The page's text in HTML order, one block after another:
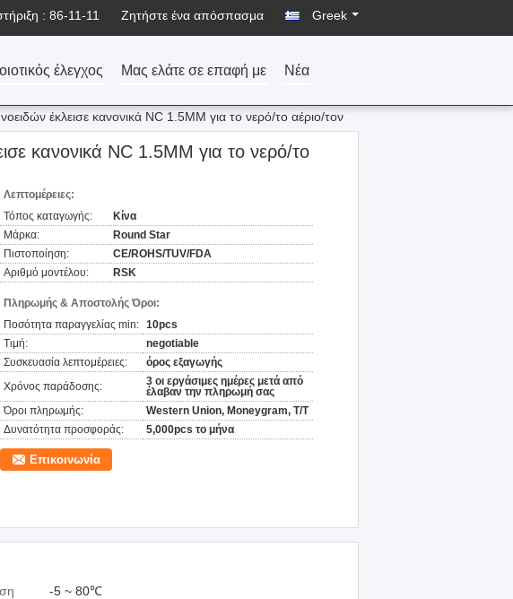
: 86-11-11 Ζητήστε ένα απόσπασμα Greek
έλεγχος Μας ελάτε σε επαφή με Νέα
έκλεισε κανονικά NC 1.5MM για το νερό/το αέριο/τον
κανονικά NC 1.5MM για το νερό/το
Λεπτομέρειες:
Τόπος καταγωγής:
Κίνα
Μάρκα:
Round Star
Πιστοποίηση:
CE/ROHS/TUV/FDA
Αριθμό μοντέλου:
RSK
Πληρωμής & Αποστολής Όροι:
Ποσότητα παραγγελίας min: 10pcs
Τιμή:
negotiable
Συσκευασία λεπτομέρειες:
όρος εξαγωγής
Χρόνος παράδοσης:
3 οι εργάσιμες ημέρες μετά από
έλαβαν την πληρωμή σας
Όροι πληρωμής:
Western Union, Moneygram, T/T
Δυνατότητα προσφοράς:
5,000pcs το μήνα
Επικοινωνία
-5 ~ 80℃